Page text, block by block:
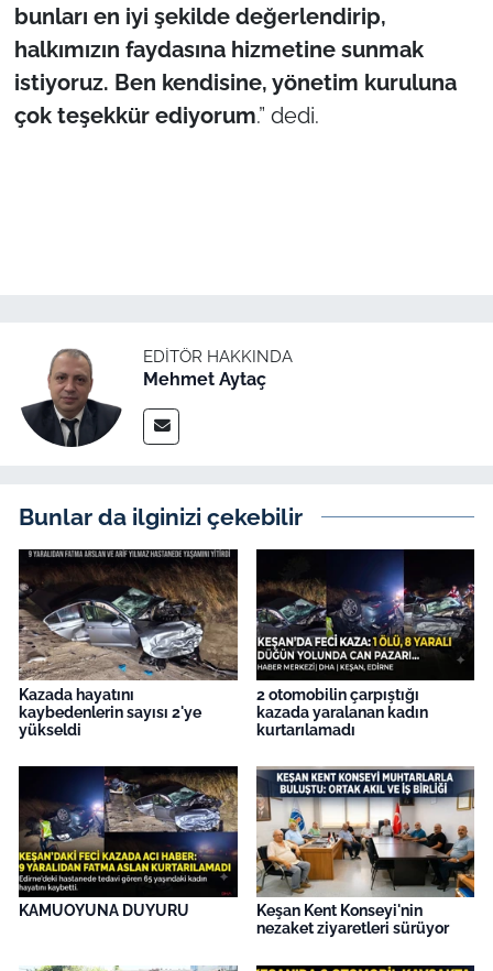
bunları en iyi şekilde değerlendirip,
halkımızın faydasına hizmetine sunmak
istiyoruz. Ben kendisine, yönetim kuruluna
çok teşekkür ediyorum.” dedi.
EDITÖR HAKKINDA
Mehmet Aytaç
Bunlar da ilginizi çekebilir
Kazada hayatını
kaybedenlerin sayısı 2'ye
yükseldi
2 otomobilin çarpıştığı
kazada yaralanan kadın
kurtarılamadı
KAMUOYUNA DUYURU
Keşan Kent Konseyi'nin
nezaket ziyaretleri sürüyor